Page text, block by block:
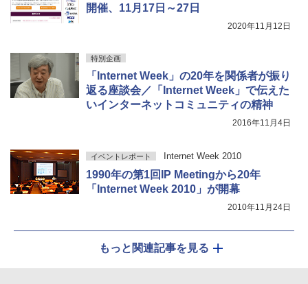
開催、11月17日～27日
2020年11月12日
特別企画
「Internet Week」の20年を関係者が振り
返る座談会／「Internet Week」で伝えた
いインターネットコミュニティの精神
2016年11月4日
イベントレポート Internet Week 2010
1990年の第1回IP Meetingから20年
「Internet Week 2010」が開幕
2010年11月24日
もっと関連記事を見る